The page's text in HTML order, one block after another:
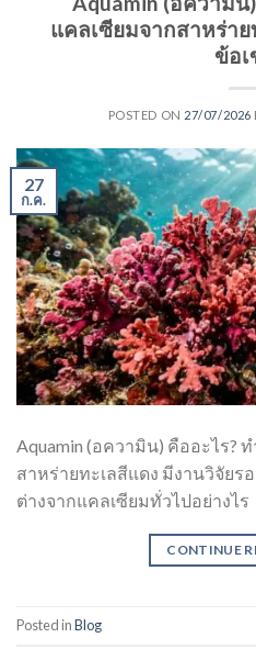
แคลเซียมจากสาหร่าย
ข้อเ
POSTED ON 27/07/2026
27
ก.ค.
Aquamin (อความิน) คืออะไร?
สาหร่ายทะเลสีแดง มีงานวิจัยร
ต่างจากแคลเซียมทั่วไปอย่างไร
CONTINUE
Posted inBlog